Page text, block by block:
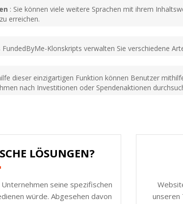
: Sie können viele weitere Sprachen mit ihrem
erreichen.
FundedByMe-Klonskripts verwalten Sie verschiedene
dieser einzigartigen Funktion können Benutzer
nach Investitionen oder Spendenaktionen
LÖSUNGEN?
seine spezifischen
würde. Abgesehen davon
unseren